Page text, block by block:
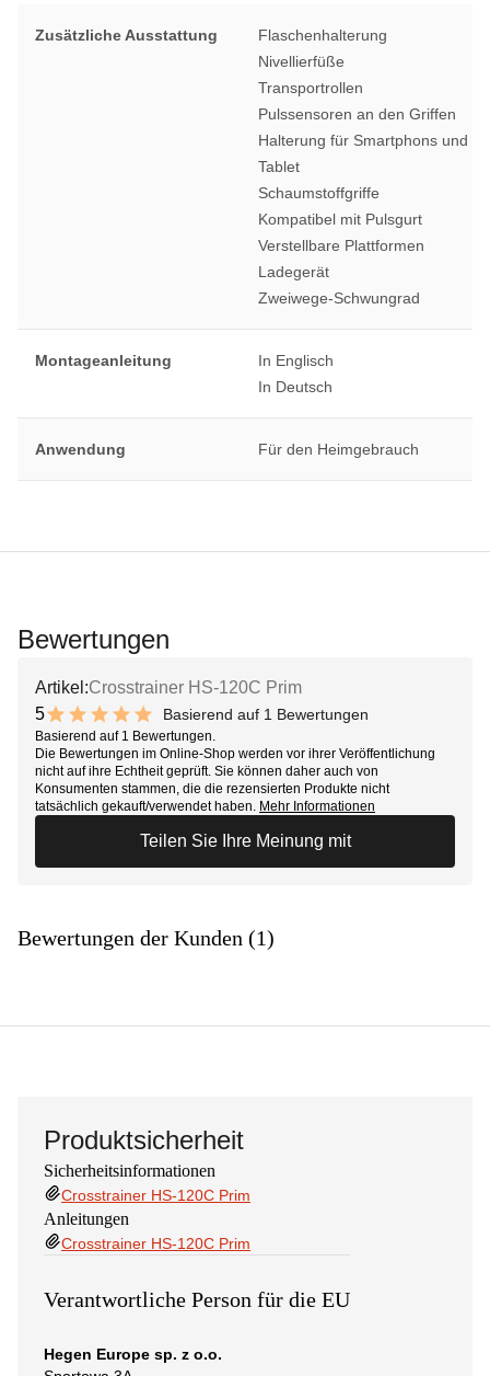
Zusätzliche Ausstattung
Flaschenhalterung
Nivellierfüße
Transportrollen
Pulssensoren an den Griffen
Halterung für Smartphons und
Tablet
Schaumstoffgriffe
Kompatibel mit Pulsgurt
Verstellbare Plattformen
Ladegerät
Zweiwege-Schwungrad
Montageanleitung
In Englisch
In Deutsch
Anwendung Für den Heimgebrauch
Bewertungen
Artikel:Crosstrainer HS-120C Prim
5
10 out of 10 stars
Basierend auf 1 Bewertungen
Basierend auf 1 Bewertungen.
Die Bewertungen im Online-Shop werden vor ihrer Veröffentlichung
nicht auf ihre Echtheit geprüft. Sie können daher auch von
Konsumenten stammen, die die rezensierten Produkte nicht
tatsächlich gekauft/verwendet haben. Mehr Informationen
Teilen Sie Ihre Meinung mit
Bewertungen der Kunden (1)
Produktsicherheit
Sicherheitsinformationen
Crosstrainer HS-120C Prim
Anleitungen
Crosstrainer HS-120C Prim
Verantwortliche Person für die EU
Hegen Europe sp. z o.o.